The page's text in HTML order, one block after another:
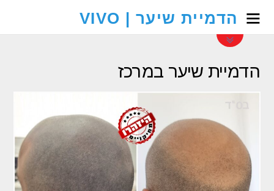
הדמיית שיער | VIVO
הדמיית שיער במרכז